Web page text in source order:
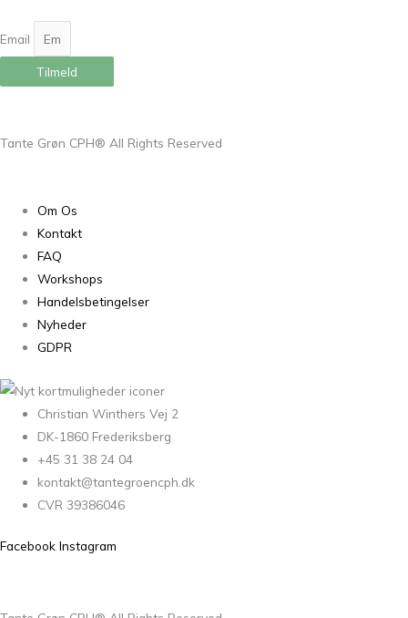
Email
Tilmeld
Tante Grøn CPH® All Rights Reserved
Om Os
Kontakt
FAQ
Workshops
Handelsbetingelser
Nyheder
GDPR
Christian Winthers Vej 2
DK-1860 Frederiksberg
+45 31 38 24 04
kontakt@tantegroencph.dk
CVR 39386046
Facebook Instagram